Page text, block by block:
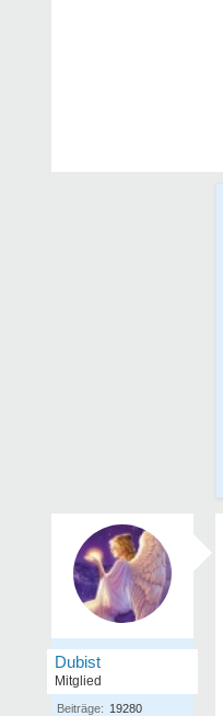
Dubist
Mitglied
Beiträge: 19280